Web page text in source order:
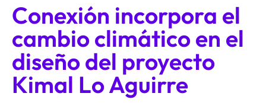
​Conexión incorpora el
cambio climático en el
diseño del proyecto
Kimal Lo Aguirre